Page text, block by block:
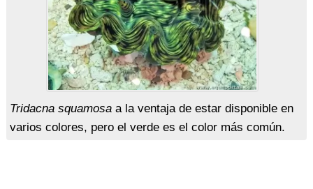
Tridacna squamosaa la ventaja de estar disponible en
varios colores, pero el verde es el color más común.